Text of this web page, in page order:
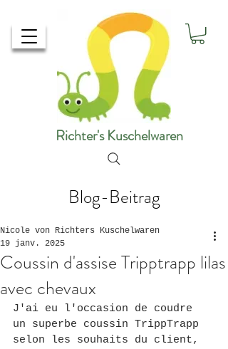
Richter's Kuschelwaren
Blog-Beitrag
Coussin d'assise Tripptrapp lilas
avec chevaux
Nicole von Richters Kuschelwaren
19 janv. 2025
J'ai eu l'occasion de coudre
un superbe coussin TrippTrapp
selon les souhaits du client,